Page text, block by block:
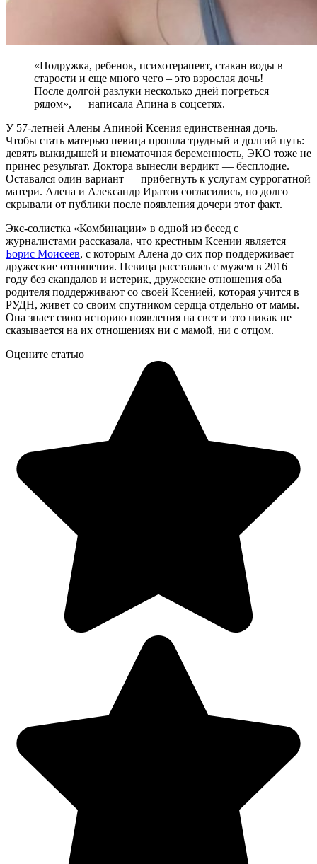
«Подружка, ребенок, психотерапевт, стакан воды в
старости и еще много чего – это взрослая дочь!
После долгой разлуки несколько дней погреться
рядом», — написала Апина в соцсетях.
У 57-летней Алены Апиной Ксения единственная дочь.
Чтобы стать матерью певица прошла трудный и долгий путь:
девять выкидышей и внематочная беременность, ЭКО тоже не
принес результат. Доктора вынесли вердикт — бесплодие.
Оставался один вариант — прибегнуть к услугам суррогатной
матери. Алена и Александр Иратов согласились, но долго
скрывали от публики после появления дочери этот факт.
Экс-солистка «Комбинации» в одной из бесед с
журналистами рассказала, что крестным Ксении является
Борис Моисеев, с которым Алена до сих пор поддерживает
дружеские отношения. Певица рассталась с мужем в 2016
году без скандалов и истерик, дружеские отношения оба
родителя поддерживают со своей Ксенией, которая учится в
РУДН, живет со своим спутником сердца отдельно от мамы.
Она знает свою историю появления на свет и это никак не
сказывается на их отношениях ни с мамой, ни с отцом.
Оцените статью